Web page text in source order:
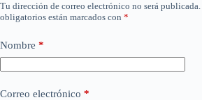
Tu dirección de correo electrónico no será publicada.
obligatorios están marcados con *
Nombre *
Correo electrónico *